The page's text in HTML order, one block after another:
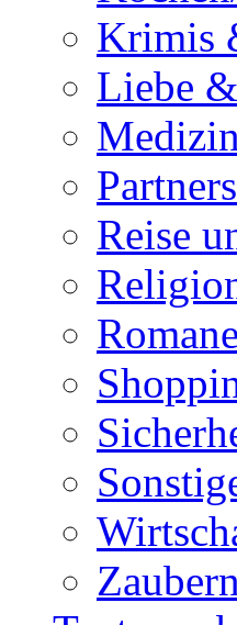
Krimis
Liebe
Reise